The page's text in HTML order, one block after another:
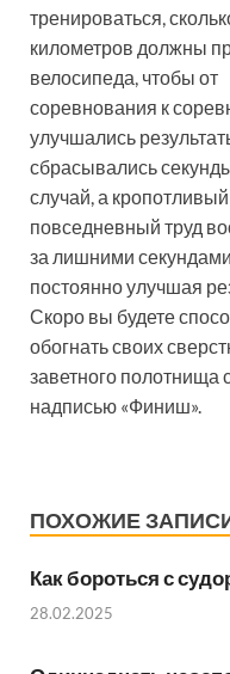
тренироваться,
километров должны
велосипеда, чтобы от
соревнования к
улучшались
сбрасывались
случай, а кропотливый
повседневный труд
за лишними
постоянно улучшая
Скоро вы будете
обогнать своих
заветного полотнища
надписью «Финиш».
ПОХОЖИЕ
Как бороться с
28.02.2025